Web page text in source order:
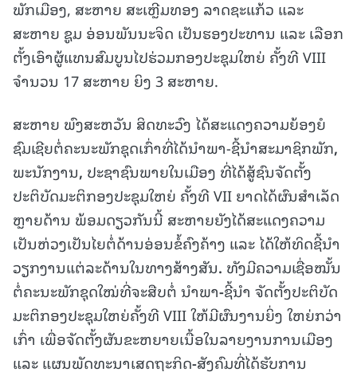
ພັກເມືອງ, ສະຫາຍ ສະເຫຼີມທອງ ລາດຊະແກ້ວ ແລະ
ສະຫາຍ ຊູມ ອ່ອນພັນນະຈິດ ເປັນຮອງປະທານ ແລະ ເລືອກ
ຕັ້ງເອົາຜູ້ແທນສົມບູນໄປຮ່ວມກອງປະຊຸມໃຫຍ່ ຄັ້ງທີ VIII
ຈໍານວນ 17 ສະຫາຍ ຍິງ 3 ສະຫາຍ.
ສະຫາຍ ພົງສະຫວັນ ສິດທະວົງ ໄດ້ສະແດງຄວາມຍ້ອງຍໍ
ຊົມເຊີຍຕໍ່ຄະນະພັກຊຸດເກົ່າທີ່ໄດ້ນໍາພາ-ຊີ້ນຳສະມາຊິກພັກ,
ພະນັກງານ, ປະຊາຊົນພາຍໃນເມືອງ ທີ່ໄດ້ສູ້ຊົນຈັດຕັ້ງ
ປະຕິບັດມະຕິກອງປະຊຸມໃຫຍ່ ຄັ້ງທີ VII ຍາດໄດ້ຜົນສຳເລັດ
ຫຼາຍດ້ານ ພ້ອມດຽວກັນນີ້ ສະຫາຍຍັງໄດ້ສະແດງຄວາມ
ເປັນຫ່ວງເປັນໄຍຕໍ່ດ້ານອ່ອນຂໍ້ຄົງຄ້າງ ແລະ ໄດ້ໃຫ້ທິດຊີ້ນຳ
ວຽກງານແຕ່ລະດ້ານໃນທາງສ້າງສັນ. ທັງມີຄວາມເຊື່ອໝັ້ນ
ຕໍ່ຄະນະພັກຊຸດໃໝ່ທີ່ຈະສືບຕໍ່ ນຳພາ-ຊີ້ນຳ ຈັດຕັ້ງປະຕິບັດ
ມະຕິກອງປະຊຸມໃຫຍ່ຄັ້ງທີ VIIIໃຫ້ມີຜົນງານຍິ່ງ ໃຫຍ່ກວ່າ
ເກົ່າ ເພື່ອຈັດຕັ້ງຜັນຂະຫຍາຍເນື້ອໃນລາຍງານການເມືອງ
ແລະ ແຜນພັດທະນາເສດຖະກິດ-ສັງຄົມທີ່ໄດ້ຮັບການ